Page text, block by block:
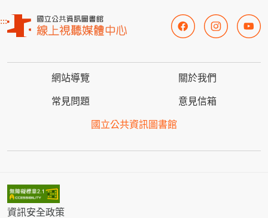
:::
網站導覽 關於我們
常見問題 意見信箱
國立公共資訊圖書館
資訊安全政策